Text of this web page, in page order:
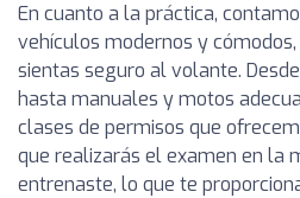
En cuanto a la práctica,
vehículos modernos y
sientas seguro al volante.
hasta manuales y motos
clases de permisos que
que realizarás el examen en la
entrenaste, lo que te